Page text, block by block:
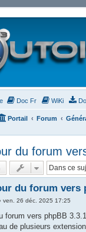
Doc Fr WiKi
Portail Forum
du forum
du forum vers
ven. 26 déc. 2025 17:25
forum vers phpBB
de plusieurs